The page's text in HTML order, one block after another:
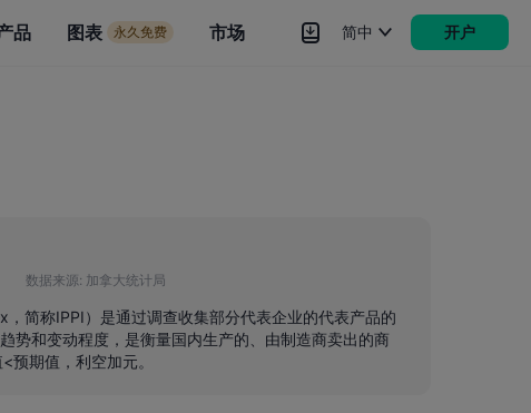
品 图表 永久免费 市场 简中 开户
数据来源: 加拿大统计局
简称IPPI）是通过调查收集部分代表企业的代表产品的
势和变动程度，是衡量国内生产的、由制造商卖出的商
期值，利空加元。